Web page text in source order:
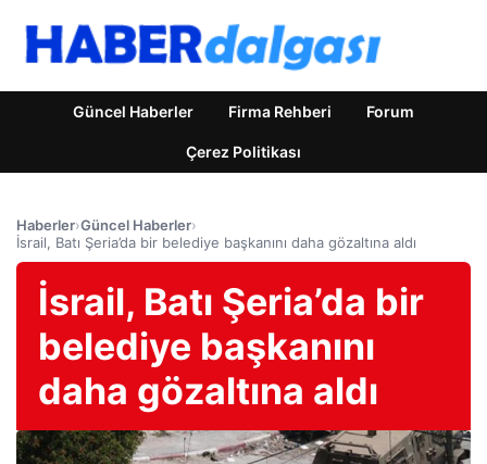
Güncel Haberler Firma Rehberi Forum
Çerez Politikası
Haberler›Güncel Haberler›
İsrail, Batı Şeria’da bir belediye başkanını daha gözaltına aldı
İsrail, Batı Şeria’da bir
belediye başkanını
daha gözaltına aldı